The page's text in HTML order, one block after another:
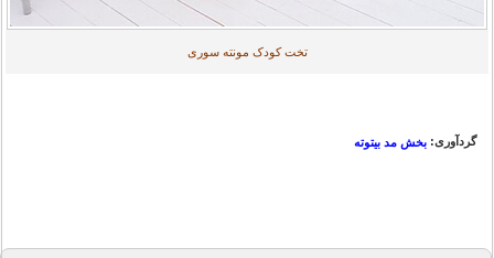
تخت کودک مونته سوری
گردآوری: بخش مد بیتوته